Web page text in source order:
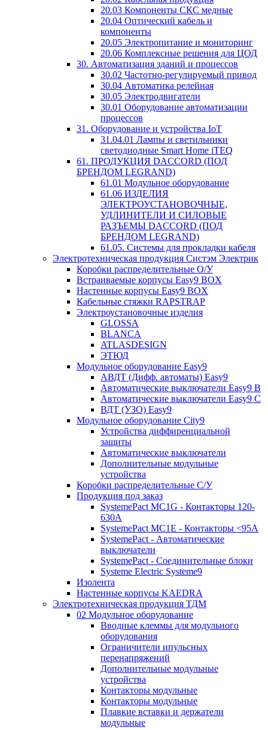
20.03 Компоненты СКС медные
20.04 Оптический кабель и
компоненты
20.05 Электропитание и мониторинг
20.06 Комплексные решения для ЦОД
30. Автоматизация зданий и процессов
30.02 Частотно-регулируемый привод
30.04 Автоматика релейная
30.05 Электродвигатели
30.01 Оборудование автоматизации
процессов
31. Оборудование и устройства IoT
31.04.01 Лампы и светильники
светодиодные Smart Home iTEQ
61. ПРОДУКЦИЯ DACCORD (ПОД
БРЕНДОМ LEGRAND)
61.01 Модульное оборудование
61.06 ИЗДЕЛИЯ
ЭЛЕКТРОУСТАНОВОЧНЫЕ,
УДЛИНИТЕЛИ И СИЛОВЫЕ
РАЗЪЕМЫ DACCORD (ПОД
БРЕНДОМ LEGRAND)
61.05. Системы для прокладки кабеля
Электротехническая продукция Систэм Электрик
Коробки распределительные О/У
Встраиваемые корпусы Easy9 BOX
Настенные корпусы Easy9 BOX
Кабельные стяжки RAPSTRAP
Электроустановочные изделия
GLOSSA
BLANCA
ATLASDESIGN
ЭТЮД
Модульное оборудование Easy9
АВДТ (Дифф. автоматы) Easy9
Автоматические выключатели Easy9 В
Автоматические выключатели Easy9 С
ВДТ (УЗО) Easy9
Модульное оборудование City9
Устройства диффиренциальной
защиты
Автоматические выключатели
Дополнительные модульные
устройства
Коробки распределительные C/У
Продукция под заказ
SystemePact MC1G - Контакторы 120-
630A
SystemePact MC1E - Контакторы <95A
SystemePact - Автоматические
выключатели
SystemePact - Соединительные блоки
Systeme Electric Systeme9
Изолента
Настенные корпусы KAEDRA
Электротехническая продукция ТДМ
02 Модульное оборудование
Вводные клеммы для модульного
оборудования
Ограничители ипульсных
перенапряжений
Дополнительные модульные
устройства
Контакторы модульные
Контакторы модульные
Плавкие вставки и держатели
модульные